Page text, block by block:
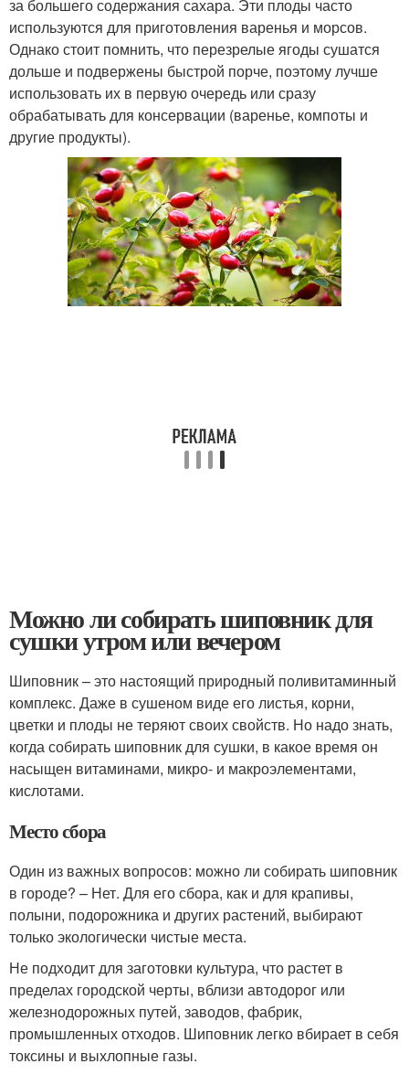
за большего содержания сахара. Эти плоды часто
используются для приготовления варенья и морсов.
Однако стоит помнить, что перезрелые ягоды сушатся
дольше и подвержены быстрой порче, поэтому лучше
использовать их в первую очередь или сразу
обрабатывать для консервации (варенье, компоты и
другие продукты).
Можно ли собирать шиповник для
сушки утром или вечером
Шиповник – это настоящий природный поливитаминный
комплекс. Даже в сушеном виде его листья, корни,
цветки и плоды не теряют своих свойств. Но надо знать,
когда собирать шиповник для сушки, в какое время он
насыщен витаминами, микро- и макроэлементами,
кислотами.
Место сбора
Один из важных вопросов: можно ли собирать шиповник
в городе? – Нет. Для его сбора, как и для крапивы,
полыни, подорожника и других растений, выбирают
только экологически чистые места.
Не подходит для заготовки культура, что растет в
пределах городской черты, вблизи автодорог или
железнодорожных путей, заводов, фабрик,
промышленных отходов. Шиповник легко вбирает в себя
токсины и выхлопные газы.